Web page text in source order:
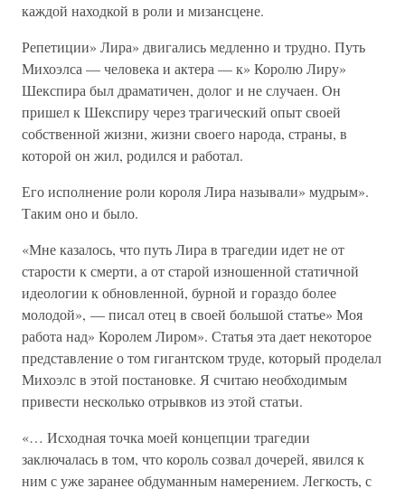
каждой находкой в роли и мизансцене.
Репетиции» Лира» двигались медленно и трудно. Путь
Михоэлса — человека и актера — к» Королю Лиру»
Шекспира был драматичен, долог и не случаен. Он
пришел к Шекспиру через трагический опыт своей
собственной жизни, жизни своего народа, страны, в
которой он жил, родился и работал.
Его исполнение роли короля Лира называли» мудрым».
Таким оно и было.
«Мне казалось, что путь Лира в трагедии идет не от
старости к смерти, а от старой изношенной статичной
идеологии к обновленной, бурной и гораздо более
молодой», — писал отец в своей большой статье» Моя
работа над» Королем Лиром». Статья эта дает некоторое
представление о том гигантском труде, который проделал
Михоэлс в этой постановке. Я считаю необходимым
привести несколько отрывков из этой статьи.
«… Исходная точка моей концепции трагедии
заключалась в том, что король созвал дочерей, явился к
ним с уже заранее обдуманным намерением. Легкость, с